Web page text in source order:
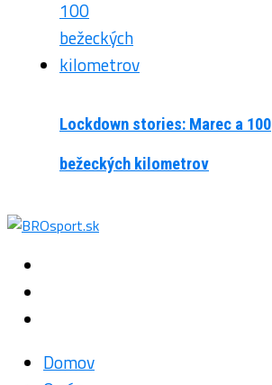
Lockdown stories: Marec a 100
bežeckých kilometrov
Domov